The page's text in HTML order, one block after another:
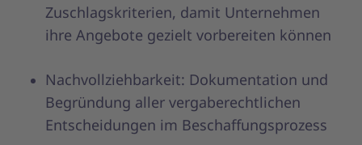
Zuschlagskriterien, damit Unternehmen
ihre Angebote gezielt vorbereiten können
Nachvollziehbarkeit: Dokumentation und
Begründung aller vergaberechtlichen
Entscheidungen im Beschaffungsprozess